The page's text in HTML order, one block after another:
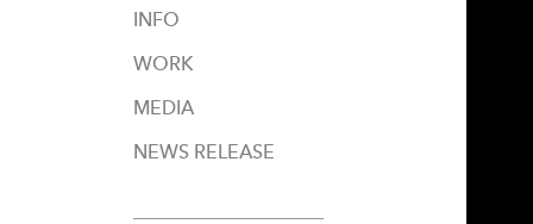
INFO
WORK
MEDIA
NEWS RELEASE